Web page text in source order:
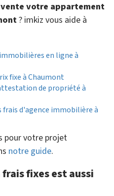
votre appartement
? imkiz vous aide à
en ligne à
fixe à Chaumont
de propriété à
d'agence immobilière à
pour votre projet
notre guide.
fixes est aussi